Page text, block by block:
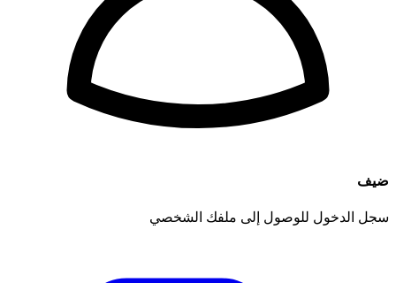
ضيف
سجل الدخول للوصول إلى ملفك الشخصي